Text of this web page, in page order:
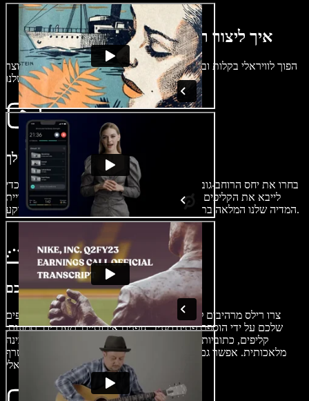
איך ליצור ריל לאינסטגרם בכמה דקות
הפוך לוויראלי בקלות ובמהירות עם ריל אינסטגרם טרנדי באמצעות יוצר
הרילס הידידותי שלנו.
ייבוא הסרטון שלך
בחרו את יחס הרוחב-גובה המתאים לרילס ואז לחצו על תמונות/וידאו כדי
לייבא את הקליפים שלכם. אין לכם וידאו? אין בעיה. חפשו בספריית
המדיה שלנו המלאה בתוכן לשימוש, כולל תמונות, סרטונים ומוזיקת רקע.
בנו את הריל שלכם
צרו רילס מרהיבים לאינסטגרם שיתפסו את תשומת הלב של הצופים
שלכם על ידי הוספת פתיח מגניב, גופנים איכותיים, מעברים, תמונות,
קליפים, כתוביות ואפקטים קוליים כמו מוזיקת רקע או דיבוב בינה
מלאכותית. אפשר גם לבחור שירים טרנדיים בפלטפורמה או להצטרף